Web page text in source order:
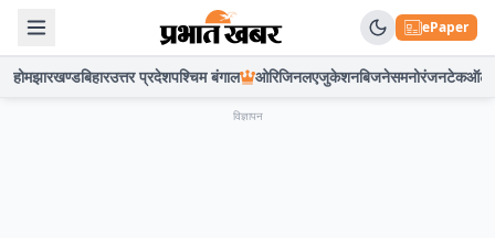
ePaper
होमझारखण्डबिहारउत्तर प्रदेशपश्चिम बंगाल ओरिजिनलएजुकेशनबिजनेसमनोरंजनटेकऑटो
विज्ञापन